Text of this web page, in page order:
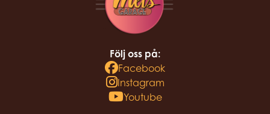
Följ oss på:
Facebook
Instagram
Youtube